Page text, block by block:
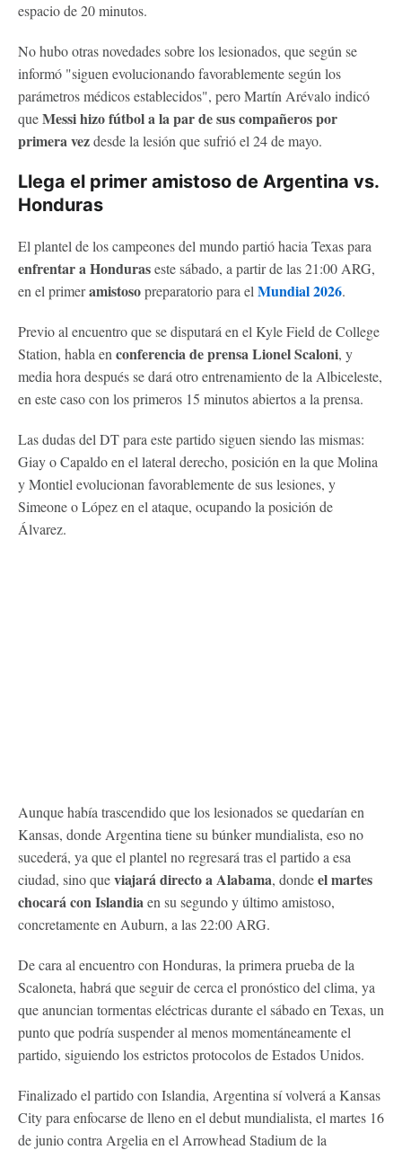
espacio de 20 minutos.
No hubo otras novedades sobre los lesionados, que según se
informó "siguen evolucionando favorablemente según los
parámetros médicos establecidos", pero Martín Arévalo indicó
queMessi hizo fútbol a la par de sus compañeros por
primera vezdesde la lesión que sufrió el 24 de mayo.
Llega el primer amistoso de Argentina vs.
Honduras
El plantel de los campeones del mundo partió hacia Texas para
enfrentar a Honduraseste sábado, a partir de las 21:00 ARG,
en el primeramistosopreparatorio para elMundial 2026.
Previo al encuentro que se disputará en el Kyle Field de College
Station, habla enconferencia de prensa Lionel Scaloni, y
media hora después se dará otro entrenamiento de la Albiceleste,
en este caso con los primeros 15 minutos abiertos a la prensa.
Las dudas del DT para este partido siguen siendo las mismas:
Giay o Capaldo en el lateral derecho, posición en la que Molina
y Montiel evolucionan favorablemente de sus lesiones, y
Simeone o López en el ataque, ocupando la posición de
Álvarez.
Aunque había trascendido que los lesionados se quedarían en
Kansas, donde Argentina tiene su búnker mundialista, eso no
sucederá, ya que el plantel no regresará tras el partido a esa
ciudad, sino queviajará directo a Alabama, dondeel martes
chocará con Islandiaen su segundo y último amistoso,
concretamente en Auburn, a las 22:00 ARG.
De cara al encuentro con Honduras, la primera prueba de la
Scaloneta, habrá que seguir de cerca el pronóstico del clima, ya
que anuncian tormentas eléctricas durante el sábado en Texas, un
punto que podría suspender al menos momentáneamente el
partido, siguiendo los estrictos protocolos de Estados Unidos.
Finalizado el partido con Islandia, Argentina sí volverá a Kansas
City para enfocarse de lleno en el debut mundialista, el martes 16
de junio contra Argelia en el Arrowhead Stadium de la